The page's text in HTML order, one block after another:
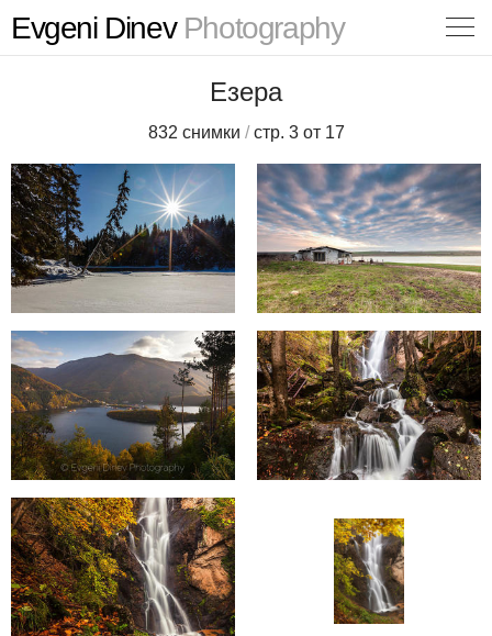
Evgeni DinevPhotography
Езера
832 снимки /стр. 3 от 17